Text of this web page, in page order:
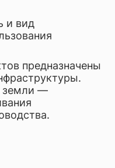
и вид
предназначены
земли —